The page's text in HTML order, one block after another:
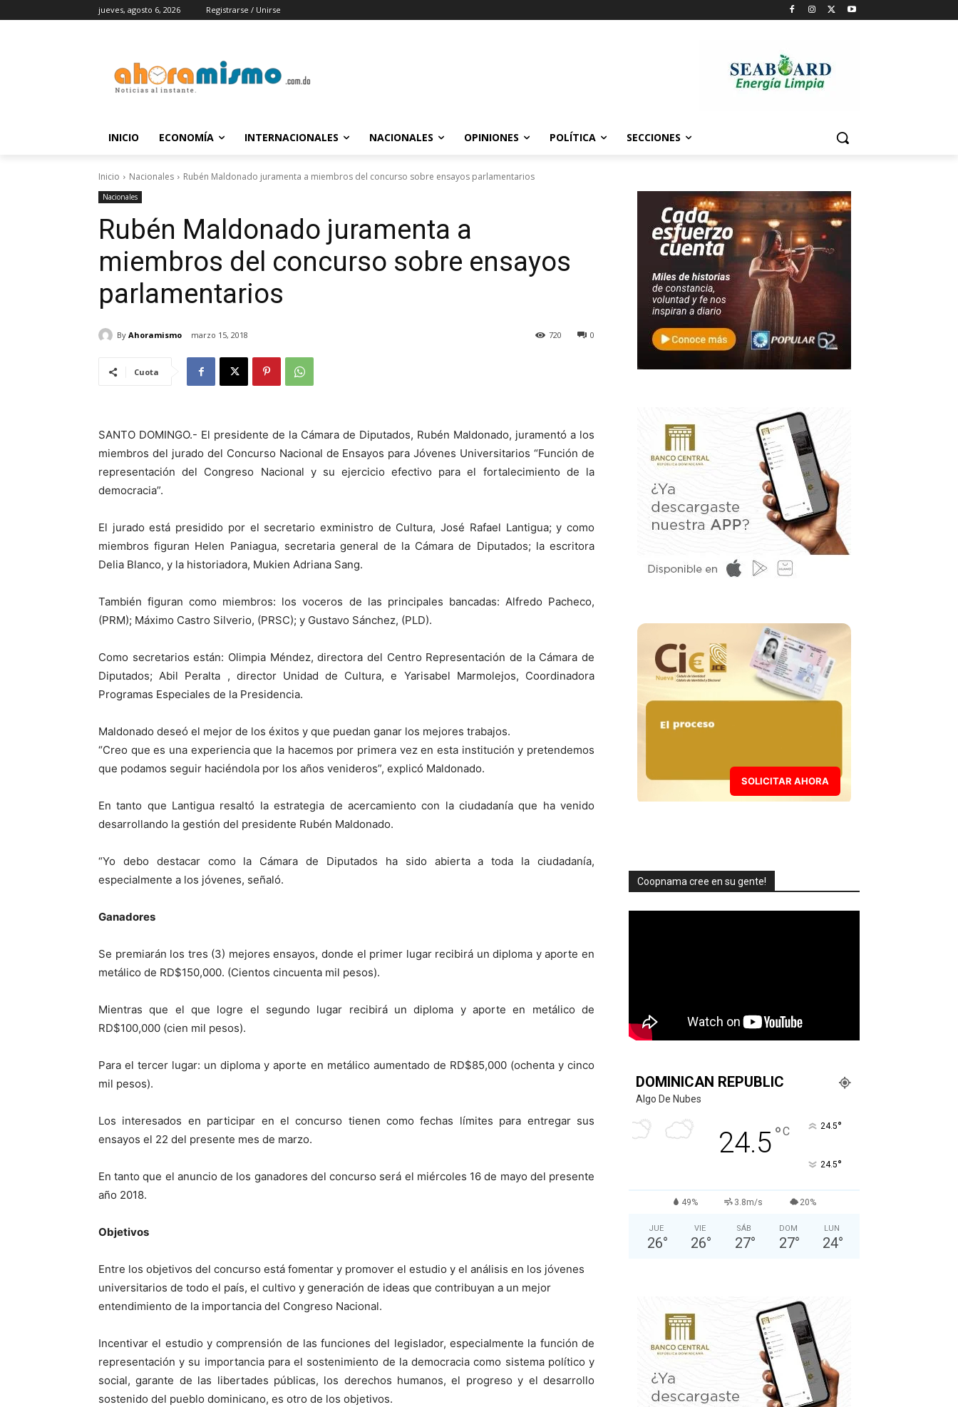
jueves, agosto 6, 2026 Registrarse / Unirse
INICIO ECONOMÍA INTERNACIONALES NACIONALES OPINIONES POLÍTICA SECCIONES
Inicio Nacionales Rubén Maldonado juramenta a miembros del concurso sobre ensayos parlamentarios
Nacionales
Rubén Maldonado juramenta a
miembros del concurso sobre ensayos
parlamentarios
By Ahoramismo marzo 15, 2018 0
720
Cuota
SANTO DOMINGO.- El presidente de la Cámara de Diputados, Rubén Maldonado, juramentó a los
miembros del jurado del Concurso Nacional de Ensayos para Jóvenes Universitarios “Función de
representación del Congreso Nacional y su ejercicio efectivo para el fortalecimiento de la
democracia”.
El jurado está presidido por el secretario exministro de Cultura, José Rafael Lantigua; y como
miembros figuran Helen Paniagua, secretaria general de la Cámara de Diputados; la escritora
Delia Blanco, y la historiadora, Mukien Adriana Sang.
También figuran como miembros: los voceros de las principales bancadas: Alfredo Pacheco,
(PRM); Máximo Castro Silverio, (PRSC); y Gustavo Sánchez, (PLD).
Como secretarios están: Olimpia Méndez, directora del Centro Representación de la Cámara de
Diputados; Abil Peralta , director Unidad de Cultura, e Yarisabel Marmolejos, Coordinadora
Programas Especiales de la Presidencia.
Maldonado deseó el mejor de los éxitos y que puedan ganar los mejores trabajos.
“Creo que es una experiencia que la hacemos por primera vez en esta institución y pretendemos
que podamos seguir haciéndola por los años venideros”, explicó Maldonado.
En tanto que Lantigua resaltó la estrategia de acercamiento con la ciudadanía que ha venido
desarrollando la gestión del presidente Rubén Maldonado.
“Yo debo destacar como la Cámara de Diputados ha sido abierta a toda la ciudadanía,
especialmente a los jóvenes, señaló.
Ganadores
Se premiarán los tres (3) mejores ensayos, donde el primer lugar recibirá un diploma y aporte en
metálico de RD$150,000. (Cientos cincuenta mil pesos).
Mientras que el que logre el segundo lugar recibirá un diploma y aporte en metálico de
RD$100,000 (cien mil pesos).
Para el tercer lugar: un diploma y aporte en metálico aumentado de RD$85,000 (ochenta y cinco
mil pesos).
Los interesados en participar en el concurso tienen como fechas límites para entregar sus
ensayos el 22 del presente mes de marzo.
En tanto que el anuncio de los ganadores del concurso será el miércoles 16 de mayo del presente
año 2018.
Objetivos
Entre los objetivos del concurso está fomentar y promover el estudio y el análisis en los jóvenes
universitarios de todo el país, el cultivo y generación de ideas que contribuyan a un mejor
entendimiento de la importancia del Congreso Nacional.
Incentivar el estudio y comprensión de las funciones del legislador, especialmente la función de
representación y su importancia para el sostenimiento de la democracia como sistema político y
social, garante de las libertades públicas, los derechos humanos, el progreso y el desarrollo
sostenido del pueblo dominicano, es otro de los objetivos.
SOLICITAR AHORA
Coopnama cree en su gente!
DOMINICAN REPUBLIC
Algo De Nubes
24.5°C 24.5°
24.5°
49% 3.8m/s 20%
JUE
26°
VIE
26°
SÁB
27°
DOM
27°
LUN
24°